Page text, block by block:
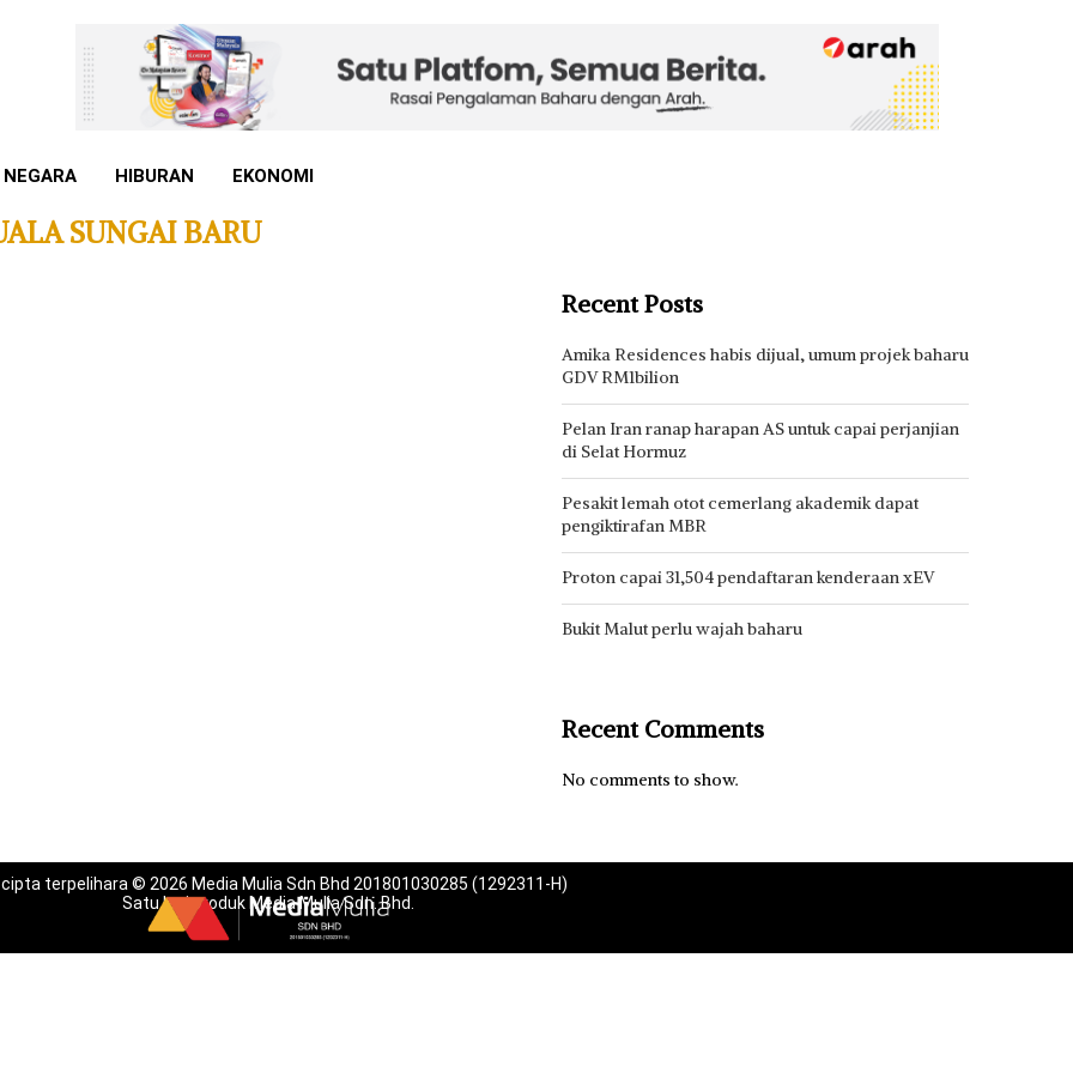
HIBURAN EKONOMI
SUNGAI BARU
Recent Posts
Amika Residences habis dijual, umum projek baharu
GDV RM1bilion
Pelan Iran ranap harapan AS untuk capai perjanjian
di Selat Hormuz
Pesakit lemah otot cemerlang akademik dapat
pengiktirafan MBR
Proton capai 31,504 pendaftaran kenderaan xEV
Bukit Malut perlu wajah baharu
Recent Comments
No comments to show.
cipta terpelihara © 2026 Media Mulia Sdn Bhd 201801030285 (1292311-H)
Satu lagi produk Media Mulia Sdn. Bhd.